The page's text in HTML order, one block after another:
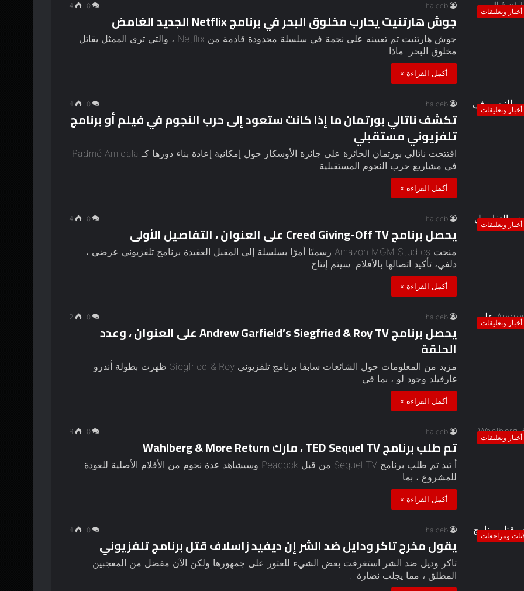
أخبار وتعليقات
haideb
0
4
جوش هارتنيت يحارب مخلوق البحر في برنامج Netflix الجديد الغامض
جوش هارتنيت تم تعيينه على نجمة في سلسلة محدودة قادمة من Netflix ، والتي ترى الممثل يقاتل
مخلوق البحر. ماذا…
أكمل القراءة »
أخبار وتعليقات
haideb
0
4
تكشف ناتالي بورتمان ما إذا كانت ستعود إلى حرب النجوم في فيلم أو برنامج
تلفزيوني مستقبلي
افتتحت ناتالي بورتمان الحائزة على جائزة الأوسكار حول إمكانية إعادة بناء دورها كـ Padmé Amidala
في مشاريع حرب النجوم المستقبلية.…
أكمل القراءة »
أخبار وتعليقات
haideb
0
4
يحصل برنامج Creed Giving-Off TV على العنوان ، التفاصيل الأولى
منحت Amazon MGM Studios رسميًا أمرًا بسلسلة إلى المقبل العقيدة برنامج تلفزيوني عرضي ،
دلفي، تأكيد اتصالها بالأفلام. سيتم إنتاج…
أكمل القراءة »
أخبار وتعليقات
haideb
0
2
يحصل برنامج Andrew Garfield’s Siegfried & Roy TV على العنوان ، وعدد
الحلقة
مزيد من المعلومات حول الشائعات سابقا برنامج تلفزيوني Siegfried & Roy ظهرت بطولة أندرو
غارفيلد وجود لو ، بما في…
أكمل القراءة »
أخبار وتعليقات
haideb
0
6
تم طلب برنامج TED Sequel TV ، مارك Wahlberg & More Return
أ تيد تم طلب برنامج Sequel TV من قبل Peacock وسيشاهد عدة نجوم من الأفلام الأصلية للعودة
للمشروع ، بما…
أكمل القراءة »
ومراجعات
haideb
0
4
يقول مخرج تاكر ودايل ضد الشر إن ديفيد زاسلاف قتل برنامج تلفزيوني
تاكر وديل ضد الشر استغرقت بعض الشيء للعثور على جمهورها ولكن الآن مفضل من المعجبين
المطلق ، مما يجلب نضارة…